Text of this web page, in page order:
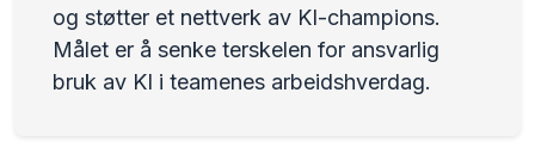
og støtter et nettverk av KI-champions.
Målet er å senke terskelen for ansvarlig
bruk av KI i teamenes arbeidshverdag.